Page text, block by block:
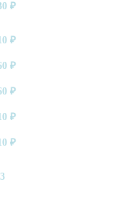
₽
₽
₽
₽
₽
₽